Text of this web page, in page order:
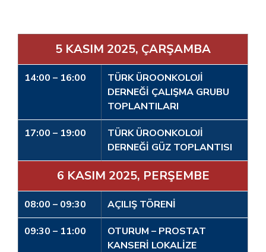
5 KASIM 2025, ÇARŞAMBA
14:00 – 16:00
TÜRK ÜROONKOLOJİ
DERNEĞİ ÇALIŞMA GRUBU
TOPLANTILARI
17:00 – 19:00
TÜRK ÜROONKOLOJİ
DERNEĞİ GÜZ TOPLANTISI
6 KASIM 2025, PERŞEMBE
08:00 – 09:30 AÇILIŞ TÖRENİ
09:30 – 11:00
OTURUM – PROSTAT
KANSERİ LOKALİZE